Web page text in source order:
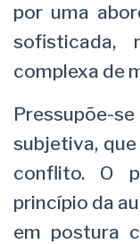
por uma
sofisticada,
complexa de
Pressupõe-
subjetiva,
conflito. O
princípio da
em postura